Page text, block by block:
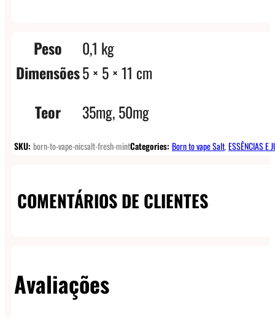
Peso
0,1 kg
Dimensões5 × 5 × 11 cm
Teor
35mg, 50mg
SKU: born-to-vape-nicsalt-fresh-mintCategories: Born to vape Salt,ESSÊNCIAS E
COMENTÁRIOS DE CLIENTES
Avaliações